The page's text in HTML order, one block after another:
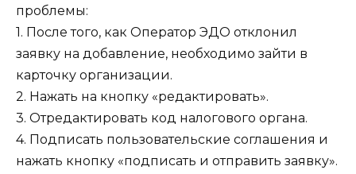
проблемы:
1. После того, как Оператор ЭДО отклонил
заявку на добавление, необходимо зайти в
карточку организации.
2. Нажать на кнопку «редактировать».
3. Отредактировать код налогового органа.
4. Подписать пользовательские соглашения и
нажать кнопку «подписать и отправить заявку».